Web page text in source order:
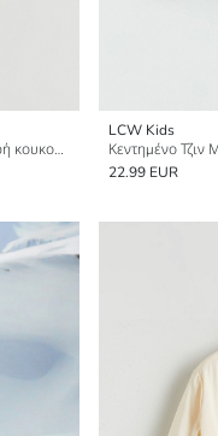
Μπουφάν με επένδυση για κορίτσια με σταθερή κουκούλα
LCW Kids
Κεντημένο Τζιν
22.99 EUR